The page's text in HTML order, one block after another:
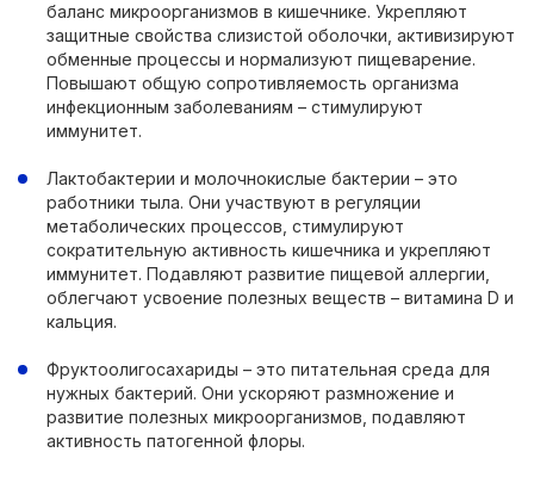
баланс микроорганизмов в кишечнике. Укрепляют
защитные свойства слизистой оболочки, активизируют
обменные процессы и нормализуют пищеварение.
Повышают общую сопротивляемость организма
инфекционным заболеваниям – стимулируют
иммунитет.
Лактобактерии и молочнокислые бактерии – это
работники тыла. Они участвуют в регуляции
метаболических процессов, стимулируют
сократительную активность кишечника и укрепляют
иммунитет. Подавляют развитие пищевой аллергии,
облегчают усвоение полезных веществ – витамина D и
кальция.
Фруктоолигосахариды – это питательная среда для
нужных бактерий. Они ускоряют размножение и
развитие полезных микроорганизмов, подавляют
активность патогенной флоры.